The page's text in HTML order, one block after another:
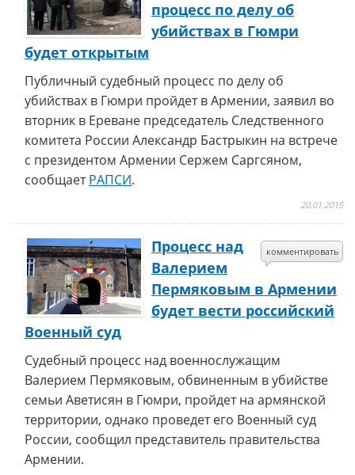
процесс по делу об
убийствах в Гюмри
будет открытым
Публичный судебный процесс по делу об
убийствах в Гюмри пройдет в Армении, заявил во
вторник в Ереване председатель Следственного
комитета России Александр Бастрыкин на встрече
с президентом Армении Сержем Саргсяном,
сообщаетРАПСИ.
20.01.2015
комментировать
Процесс над
Валерием
Пермяковым в Армении
будет вести российский
Военный суд
Судебный процесс над военнослужащим
Валерием Пермяковым, обвиненным в убийстве
семьи Аветисян в Гюмри, пройдет на армянской
территории, однако проведет его Военный суд
России, сообщил представитель правительства
Армении.